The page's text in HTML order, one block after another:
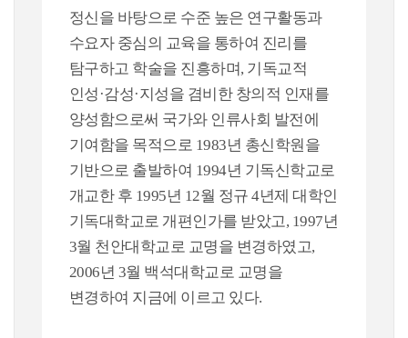
정신을 바탕으로 수준 높은 연구활동과
수요자 중심의 교육을 통하여 진리를
탐구하고 학술을 진흥하며, 기독교적
인성·감성·지성을 겸비한 창의적 인재를
양성함으로써 국가와 인류사회 발전에
기여함을 목적으로 1983년 총신학원을
기반으로 출발하여 1994년 기독신학교로
개교한 후 1995년 12월 정규 4년제 대학인
기독대학교로 개편인가를 받았고, 1997년
3월 천안대학교로 교명을 변경하였고,
2006년 3월 백석대학교로 교명을
변경하여 지금에 이르고 있다.